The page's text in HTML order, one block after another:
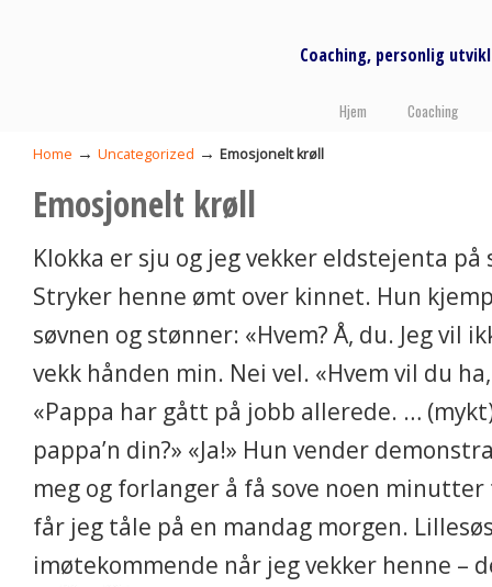
Coaching, personlig
Hjem Coaching
Home → Uncategorized → Emosjonelt krøll
Emosjonelt krøll
Klokka er sju og jeg vekker eldstejenta
Stryker henne ømt over kinnet. Hun
søvnen og stønner: «Hvem? Å, du. Jeg vil
vekk hånden min. Nei vel. «Hvem vil du
«Pappa har gått på jobb allerede. …
pappa’n din?» «Ja!» Hun vender
meg og forlanger å få sove noen
får jeg tåle på en mandag morgen.
imøtekommende når jeg vekker henne –